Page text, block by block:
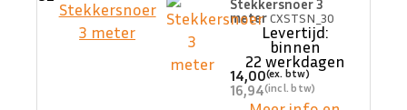
Stekkersnoer 3
meterCXSTSN_30
Levertijd:
binnen
22 werkdagen
14,00
16,94